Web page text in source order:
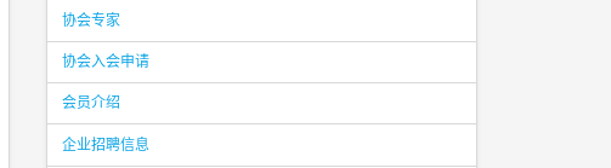
协会专家
协会入会申请
会员介绍
企业招聘信息